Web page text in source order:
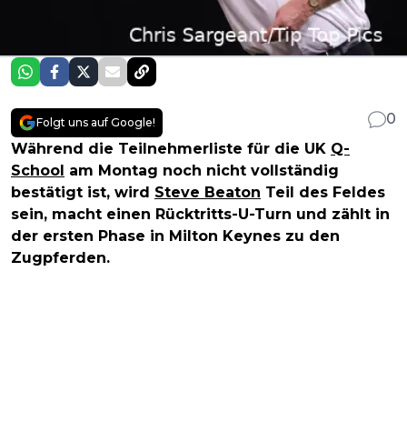
Folgt uns auf Google!
0
Während die Teilnehmerliste für die UK Q-
School am Montag noch nicht vollständig
bestätigt ist, wird Steve Beaton Teil des Feldes
sein, macht einen Rücktritts-U-Turn und zählt in
der ersten Phase in Milton Keynes zu den
Zugpferden.